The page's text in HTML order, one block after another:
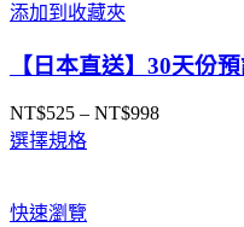
NT$310
添加到收藏夾
【日本直送】30天份
NT$525 – NT$998價
選擇規格
快速瀏覽